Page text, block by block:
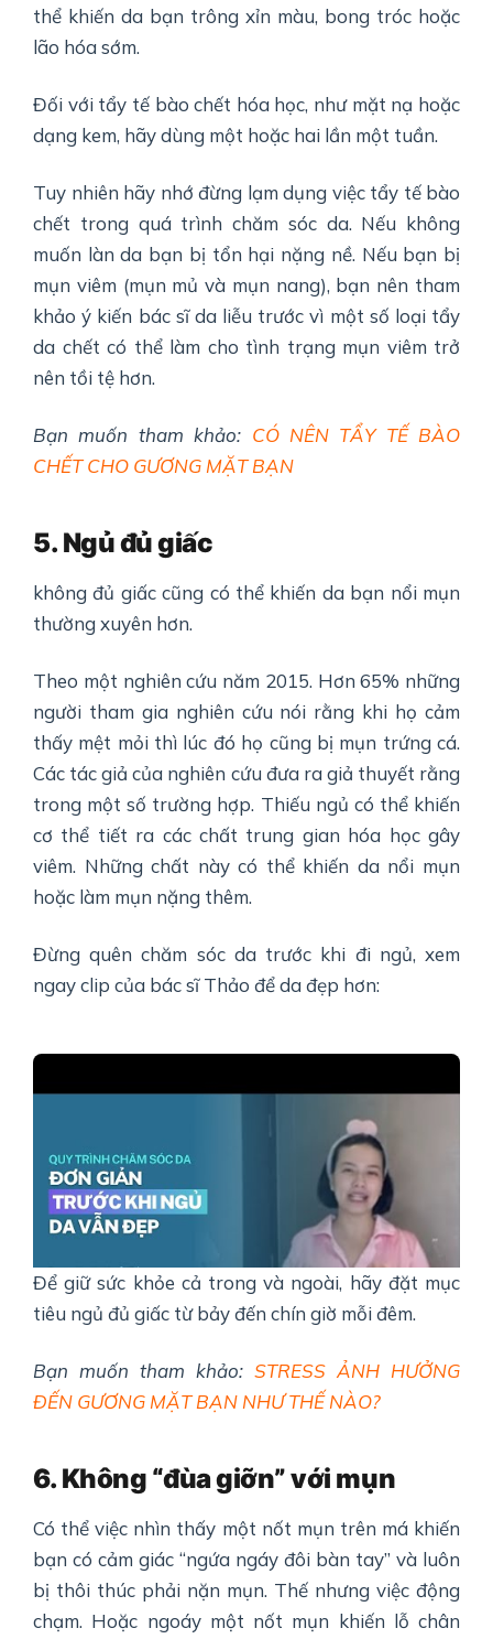
thể khiến da bạn trông xỉn màu, bong tróc hoặc
lão hóa sớm.
Đối với tẩy tế bào chết hóa học, như mặt nạ hoặc
dạng kem, hãy dùng một hoặc hai lần một tuần.
Tuy nhiên hãy nhớ đừng lạm dụng việc tẩy tế bào
chết trong quá trình chăm sóc da. Nếu không
muốn làn da bạn bị tổn hại nặng nề. Nếu bạn bị
mụn viêm (mụn mủ và mụn nang), bạn nên tham
khảo ý kiến bác sĩ da liễu trước vì một số loại tẩy
da chết có thể làm cho tình trạng mụn viêm trở
nên tồi tệ hơn.
Bạn muốn tham khảo: CÓ NÊN TẨY TẾ BÀO
CHẾT CHO GƯƠNG MẶT BẠN
5. Ngủ đủ giấc
không đủ giấc cũng có thể khiến da bạn nổi mụn
thường xuyên hơn.
Theo một nghiên cứu năm 2015. Hơn 65% những
người tham gia nghiên cứu nói rằng khi họ cảm
thấy mệt mỏi thì lúc đó họ cũng bị mụn trứng cá.
Các tác giả của nghiên cứu đưa ra giả thuyết rằng
trong một số trường hợp. Thiếu ngủ có thể khiến
cơ thể tiết ra các chất trung gian hóa học gây
viêm. Những chất này có thể khiến da nổi mụn
hoặc làm mụn nặng thêm.
Đừng quên chăm sóc da trước khi đi ngủ, xem
ngay clip của bác sĩ Thảo để da đẹp hơn:
Để giữ sức khỏe cả trong và ngoài, hãy đặt mục
tiêu ngủ đủ giấc từ bảy đến chín giờ mỗi đêm.
Bạn muốn tham khảo: STRESS ẢNH HƯỞNG
ĐẾN GƯƠNG MẶT BẠN NHƯ THẾ NÀO?
6. Không “đùa giỡn” với mụn
Có thể việc nhìn thấy một nốt mụn trên má khiến
bạn có cảm giác “ngứa ngáy đôi bàn tay” và luôn
bị thôi thúc phải nặn mụn. Thế nhưng việc động
chạm. Hoặc ngoáy một nốt mụn khiến lỗ chân